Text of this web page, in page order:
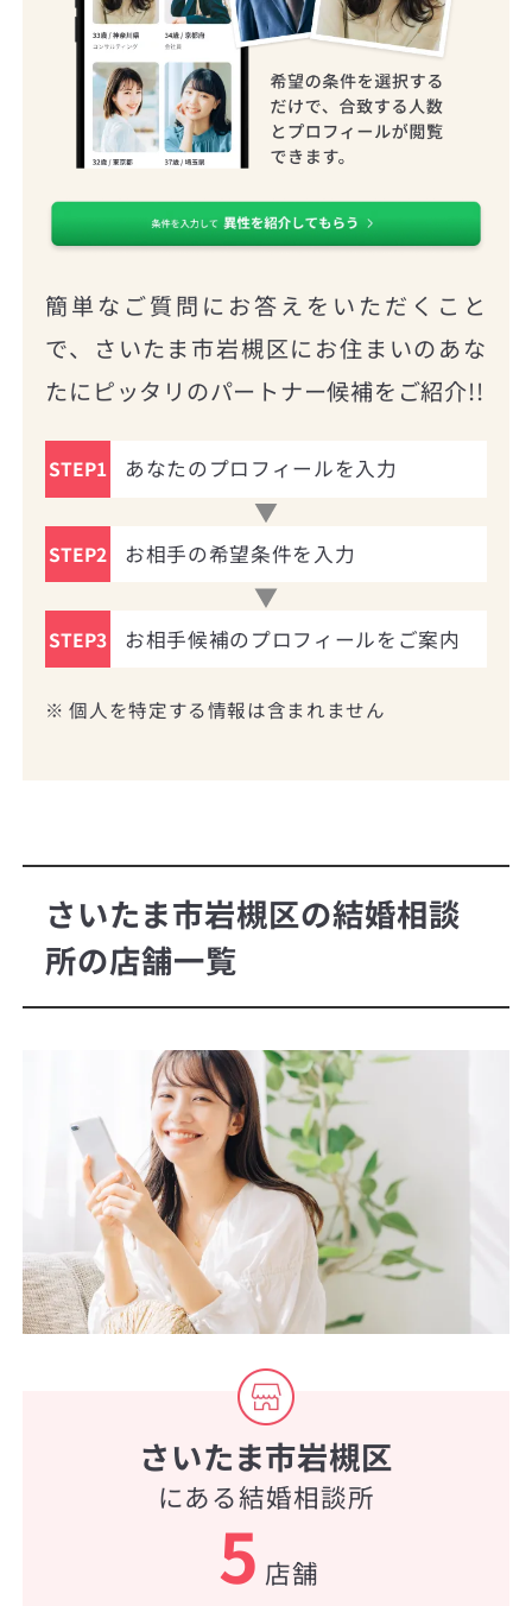
簡単なご質問にお答えをいただくこと
で、さいたま市岩槻区にお住まいのあな
たにピッタリのパートナー候補をご紹介!!
STEP1 あなたのプロフィールを入力
STEP2 お相手の希望条件を入力
STEP3 お相手候補のプロフィールをご案内
※ 個人を特定する情報は含まれません
さいたま市岩槻区の結婚相談
所の店舗一覧
さいたま市岩槻区
にある結婚相談所
5 店舗